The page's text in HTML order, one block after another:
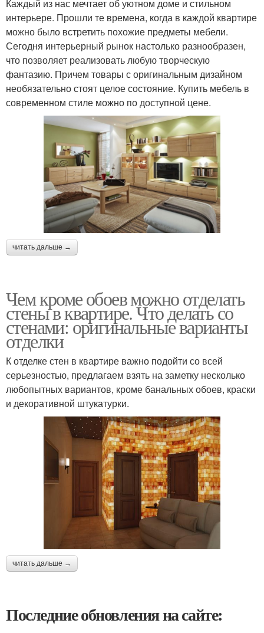
Каждый из нас мечтает об уютном доме и стильном
интерьере. Прошли те времена, когда в каждой квартире
можно было встретить похожие предметы мебели.
Сегодня интерьерный рынок настолько разнообразен,
что позволяет реализовать любую творческую
фантазию. Причем товары с оригинальным дизайном
необязательно стоят целое состояние. Купить мебель в
современном стиле можно по доступной цене.
читать дальше →
Чем кроме обоев можно отделать
стены в квартире. Что делать со
стенами: оригинальные варианты
отделки
К отделке стен в квартире важно подойти со всей
серьезностью, предлагаем взять на заметку несколько
любопытных вариантов, кроме банальных обоев, краски
и декоративной штукатурки.
читать дальше →
Последние обновления на сайте: